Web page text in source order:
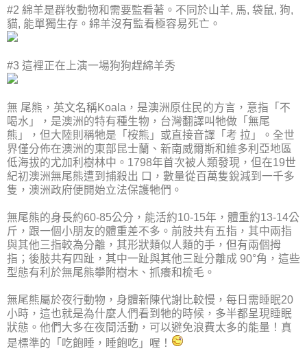
#2 綿羊是群牧動物和需要監看著。不同於山羊, 馬, 袋鼠, 狗,
貓, 能單獨生存。綿羊沒有監看極容易死亡。
#3 這裡正在上演一場狗狗趕綿羊秀
無 尾熊，英文名稱Koala，是澳洲原住民的方言，意指「不
喝水」，是澳洲的特有種生物，台灣翻譯叫牠做「無尾
熊」，但大陸則稱牠是「桉熊」或直接音譯「考 拉」。全世
界僅分佈在澳洲的東部昆士蘭、新南威爾斯和維多利亞地區
低海拔的尤加利樹林中。1798年首次被人類發現，但在19世
紀初澳洲無尾熊遭到捕殺出 口，數量從百萬隻銳減到一千多
隻，澳洲政府便開始立法保護牠們。
無尾熊的身長約60-85公分，能活約10-15年，體重約13-14公
斤，跟一個小朋友的體重差不多。前肢共有五指，其中兩指
與其他三指較為分離，其形狀類似人類的手，但有兩個拇
指；後肢共有四趾，其中一趾與其他三趾分離成 90°角，這些
型態有利於無尾熊攀附樹木、抓癢和梳毛。
無尾熊屬於夜行動物，身體新陳代謝比較慢，每日需睡眠20
小時，這也就是為什麼人們看到牠的時候，多半都呈現睡眠
狀態。他們大多在夜間活動，可以避免浪費太多的能量！真
是標準的「吃飽睡，睡飽吃」喔！